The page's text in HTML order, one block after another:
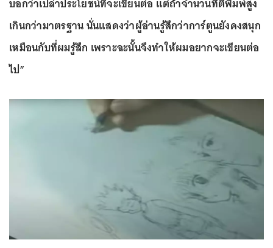
เกินกว่ามาตรฐาน นั่นแสดงว่าผู้อ่านรู้สึกว่าการ์ตูนยังคงสนุก
เหมือนกับที่ผมรู้สึก เพราะฉะนั้นจึงทำให้ผมอยากจะเขียนต่อ
ไป”